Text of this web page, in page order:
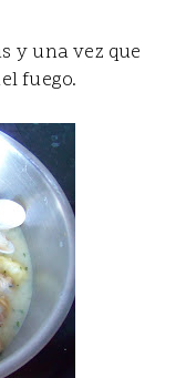
y una vez que
fuego.